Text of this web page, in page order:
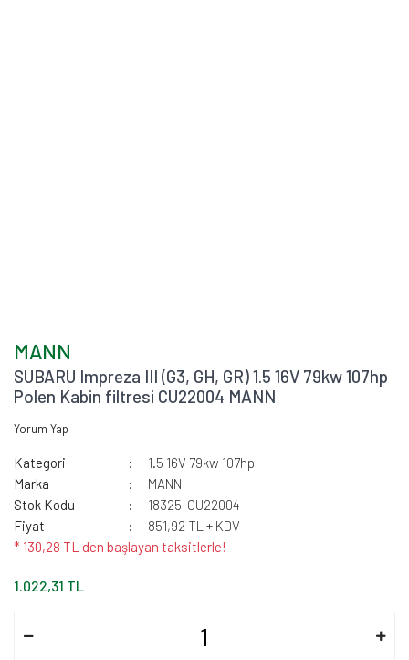
MANN
SUBARU Impreza III (G3, GH, GR) 1.5 16V 79kw 107hp
Polen Kabin filtresi CU22004 MANN
Yorum Yap
Kategori
1.5 16V 79kw 107hp
Marka
MANN
Stok Kodu
18325-CU22004
Fiyat
851,92 TL + KDV
* 130,28 TL den başlayan taksitlerle!
1.022,31 TL